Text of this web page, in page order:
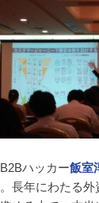
ハッカー飯室
長年にわたる